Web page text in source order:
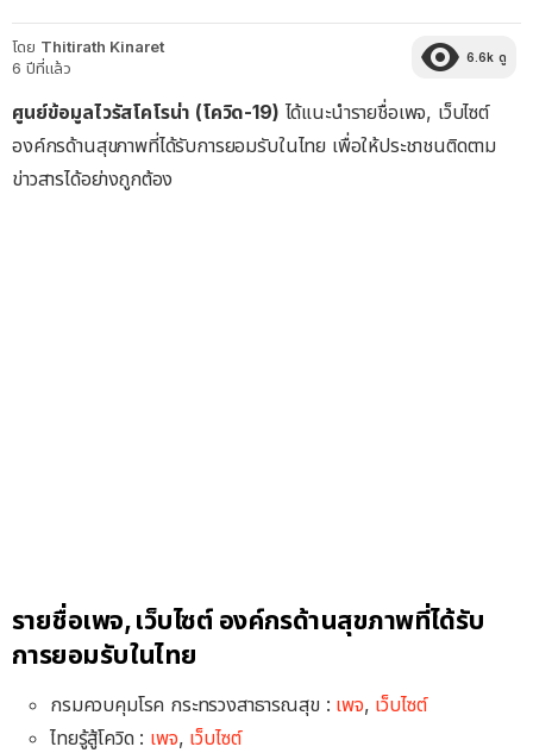
โดย Thitirath Kinaret
6 ปีที่แล้ว
6.6k ดู
ศูนย์ข้อมูลไวรัสโคโรน่า (โควิด-19) ได้แนะนำรายชื่อเพจ, เว็บไซต์
องค์กรด้านสุขภาพที่ได้รับการยอมรับในไทย เพื่อให้ประชาชนติดตาม
ข่าวสารได้อย่างถูกต้อง
รายชื่อเพจ, เว็บไซต์ องค์กรด้านสุขภาพที่ได้รับ
การยอมรับในไทย
กรมควบคุมโรค กระทรวงสาธารณสุข : เพจ, เว็บไซต์
ไทยรู้สู้โควิด : เพจ, เว็บไซต์